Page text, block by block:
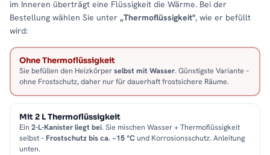
im Inneren überträgt eine Flüssigkeit die Wärme. Bei der
Bestellung wählen Sie unter „Thermoflüssigkeit", wie er befüllt
wird:
Ohne Thermoflüssigkeit
Sie befüllen den Heizkörperselbst mit Wasser. Günstigste Variante –
ohne Frostschutz, daher nur für dauerhaft frostsichere Räume.
Mit 2 L Thermoflüssigkeit
Ein 2-L-Kanister liegt bei. Sie mischen Wasser + Thermoflüssigkeit
selbst –Frostschutz bis ca. −15 °Cund Korrosionsschutz. Anleitung
unten.